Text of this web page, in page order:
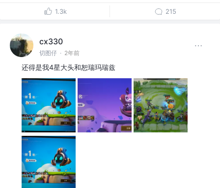
1.3k 215
cx330
切图仔 · 2年前
还得是我4星大头和恕瑞玛瑞兹